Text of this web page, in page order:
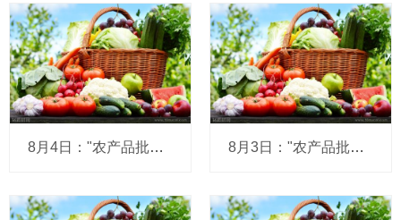
8月4日："农产品批发价格200指数"比昨天上升0.10个点 8月3日："农产品批发价格200指数"比上周五下降0.29个点